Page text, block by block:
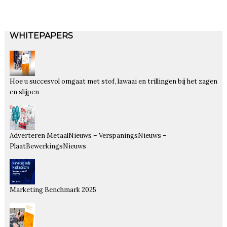
WHITEPAPERS
Hoe u succesvol omgaat met stof, lawaai en trillingen bij het zagen
en slijpen
Adverteren MetaalNieuws – VerspaningsNieuws –
PlaatBewerkingsNieuws
Marketing Benchmark 2025